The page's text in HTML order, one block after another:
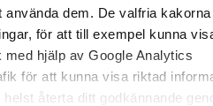
dem. De valfria
för att till exempel kunna
med hjälp av Google Analytics
för att kunna visa riktad
återta ditt godkännande
intresserad av